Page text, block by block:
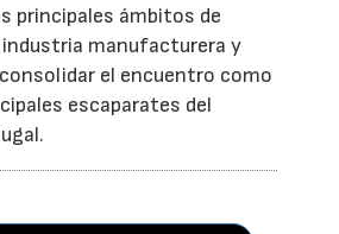
principales ámbitos de
industria manufacturera y
el encuentro como
escaparates del